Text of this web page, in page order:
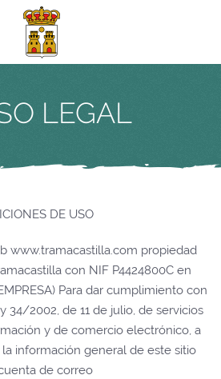
LEGAL
DE USO
www.tramacastilla.com propiedad
con NIF P4424800C en
Para dar cumplimiento con
34/2002, de 11 de julio, de servicios
y de comercio electrónico, a
información general de este sitio
de correo